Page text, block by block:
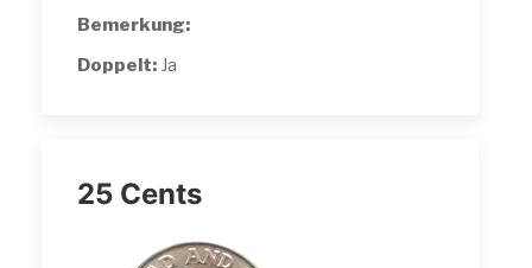
Bemerkung:
Doppelt: Ja
25 Cents